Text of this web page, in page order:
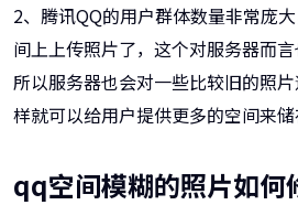
2、腾讯QQ的用户群体数量非常庞
间上上传照片了，这个对服务器而言
所以服务器也会对一些比较旧的照
样就可以给用户提供更多的空间来储
qq空间模糊的照片如何